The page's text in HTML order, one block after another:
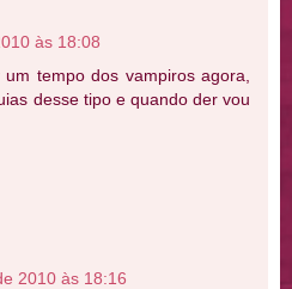
às 18:08
tempo dos vampiros agora,
desse tipo e quando der vou
2010 às 18:16